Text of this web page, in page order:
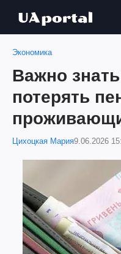
Экономика
Важно
потерять
Цихоцкая Мария9.06.2026